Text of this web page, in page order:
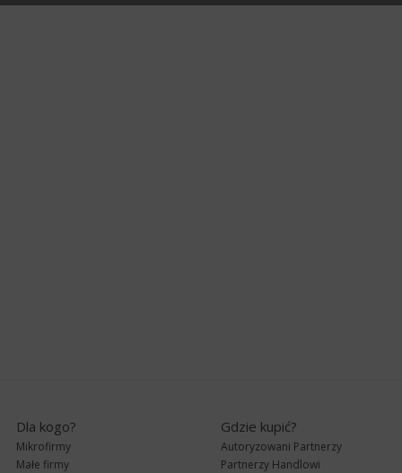
Dla kogo?
Mikrofirmy
Małe firmy
Gdzie kupić?
Autoryzowani Partnerzy
Partnerzy Handlowi